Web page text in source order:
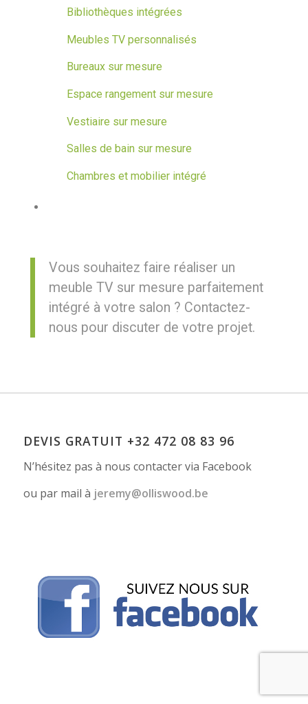
Bibliothèques intégrées
Meubles TV personnalisés
Bureaux sur mesure
Espace rangement sur mesure
Vestiaire sur mesure
Salles de bain sur mesure
Chambres et mobilier intégré
Vous souhaitez faire réaliser un
meuble TV sur mesure parfaitement
intégré à votre salon ? Contactez-
nous pour discuter de votre projet.
DEVIS GRATUIT +32 472 08 83 96
N’hésitez pas à nous contacter via Facebook
ou par mail à
eb.do
owsil
lo@ym
erej